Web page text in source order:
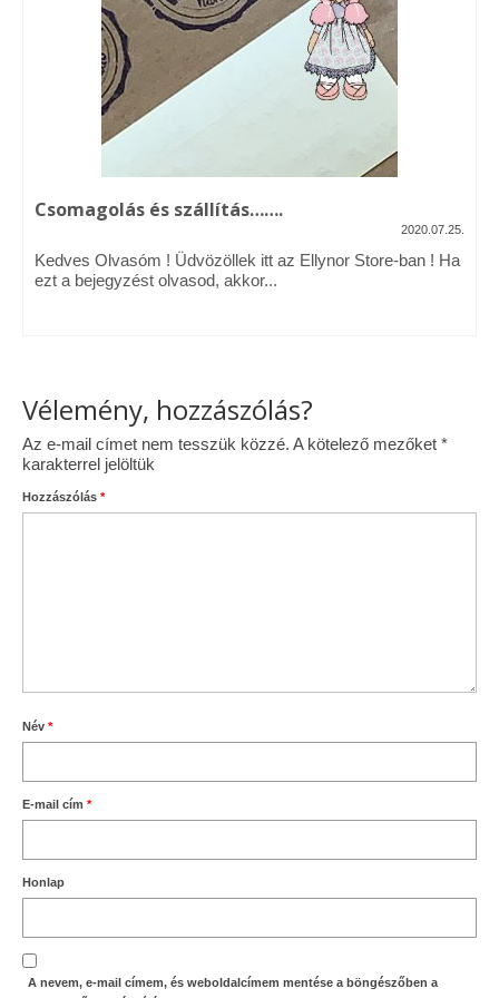
Vásárok, ahol velem is találkozhattál…
Alapanyagok, kellékek
A termékek tisztítása
Ellynor története
Adatkezelési tájékoztató
Általános Szerződési Feltételek
Csomagolás és szállítás…….
2020.07.25.
Kedves Olvasóm ! Üdvözöllek itt az Ellynor Store-ban ! Ha
ezt a bejegyzést olvasod, akkor...
Vélemény, hozzászólás?
Az e-mail címet nem tesszük közzé. A kötelező mezőket *
karakterrel jelöltük
Hozzászólás *
Név *
E-mail cím *
Honlap
A nevem, e-mail címem, és weboldalcímem mentése a böngészőben a